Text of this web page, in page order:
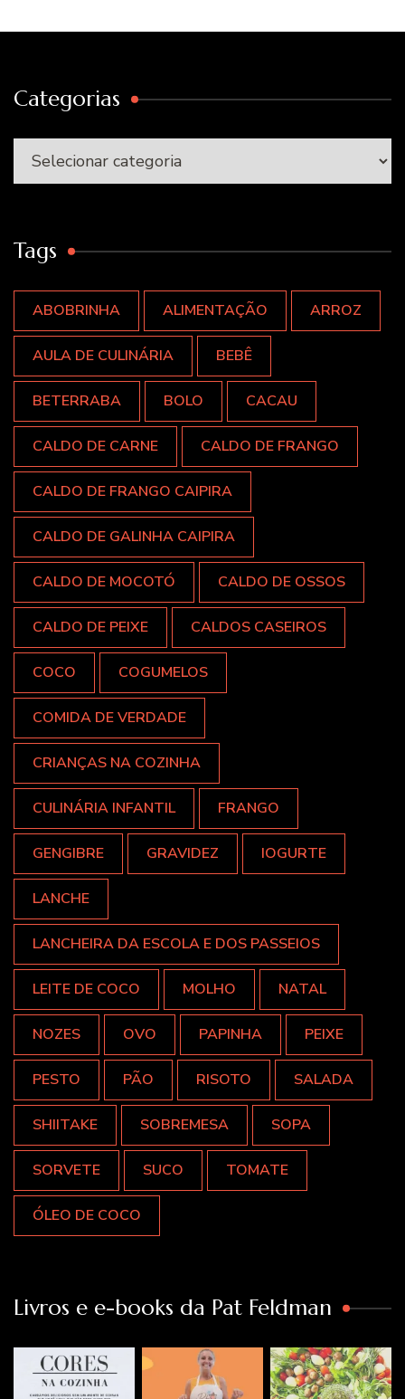
Categorias
Categorias
Tags
ABOBRINHA ALIMENTAÇÃO ARROZ
AULA DE CULINÁRIA BEBÊ
BETERRABA BOLO CACAU
CALDO DE CARNE CALDO DE FRANGO
CALDO DE FRANGO CAIPIRA
CALDO DE GALINHA CAIPIRA
CALDO DE MOCOTÓ CALDO DE OSSOS
CALDO DE PEIXE CALDOS CASEIROS
COCO COGUMELOS
COMIDA DE VERDADE
CRIANÇAS NA COZINHA
CULINÁRIA INFANTIL FRANGO
GENGIBRE GRAVIDEZ IOGURTE
LANCHE
LANCHEIRA DA ESCOLA E DOS PASSEIOS
LEITE DE COCO MOLHO NATAL
NOZES OVO PAPINHA PEIXE
PESTO PÃO RISOTO SALADA
SHIITAKE SOBREMESA SOPA
SORVETE SUCO TOMATE
ÓLEO DE COCO
Livros e e-books da Pat Feldman